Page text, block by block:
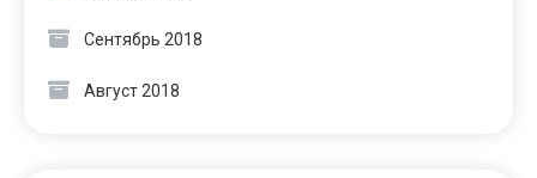
Сентябрь 2018
Август 2018